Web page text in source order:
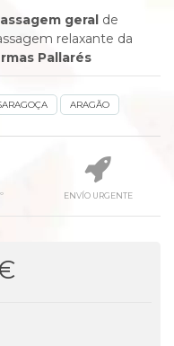
geral de
relaxante da
Pallarés
ARAGÃO
ENVÍO URGENTE